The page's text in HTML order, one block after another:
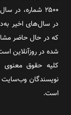
در سال‌های اخیر
که در حال حاضر
شده در روزآنلاین
کلیه حقوق معنوی
نویسندگان وب‌سایت
است.